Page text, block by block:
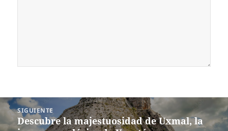
Navegación
de
entradas
SIGUIENTE
Siguiente
Descubre la majestuosidad de Uxmal, la